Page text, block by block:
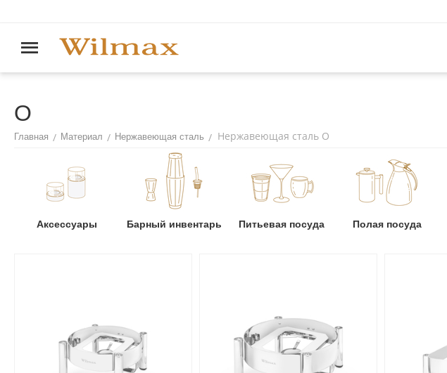
O
Главная / Материал / Нержавеющая сталь / Нержавеющая сталь O
Аксессуары Барный инвентарь Питьевая посуда Полая посуда